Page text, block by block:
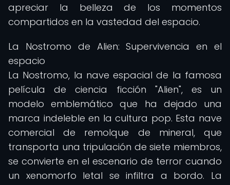
apreciar la belleza de los momentos
compartidos en la vastedad del espacio.
La Nostromo de Alien: Supervivencia en el
espacio
La Nostromo, la nave espacial de la famosa
película de ciencia ficción "Alien", es un
modelo emblemático que ha dejado una
marca indeleble en la cultura pop. Esta nave
comercial de remolque de mineral, que
transporta una tripulación de siete miembros,
se convierte en el escenario de terror cuando
un xenomorfo letal se infiltra a bordo. La